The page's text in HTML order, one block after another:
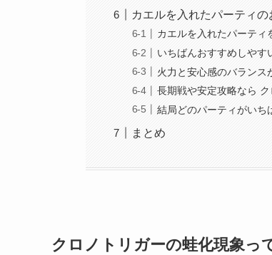
カエルを入れたパーティの
カエルを入れたパーティ
いちばんおすすめしやす
火力と安心感のバランス
長期戦や安定攻略なら
結局どのパーティがいち
まとめ
クロノトリガーの蛙化現象っ